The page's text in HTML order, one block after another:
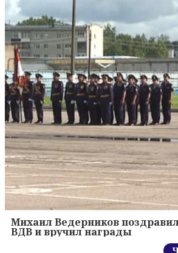
Михаил Ведерников
ВДВ и вручил награды